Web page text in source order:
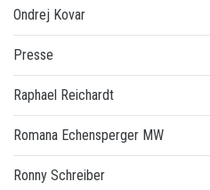
Ondrej Kovar
Presse
Raphael Reichardt
Romana Echensperger MW
Ronny Schreiber